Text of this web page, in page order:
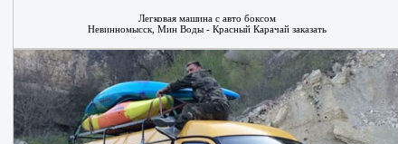
Легковая машина с авто боксом
Невинномысск, Мин Воды - Красный Карачай заказать